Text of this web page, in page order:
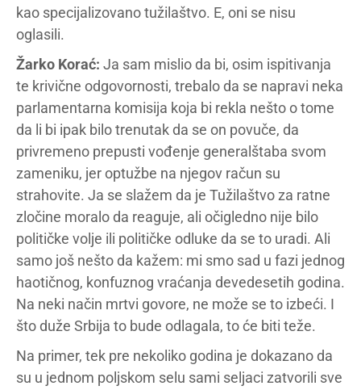
kao specijalizovano tužilaštvo. E, oni se nisu
oglasili.
Žarko Korać: Ja sam mislio da bi, osim ispitivanja
te krivične odgovornosti, trebalo da se napravi neka
parlamentarna komisija koja bi rekla nešto o tome
da li bi ipak bilo trenutak da se on povuče, da
privremeno prepusti vođenje generalštaba svom
zameniku, jer optužbe na njegov račun su
strahovite. Ja se slažem da je Tužilaštvo za ratne
zločine moralo da reaguje, ali očigledno nije bilo
političke volje ili političke odluke da se to uradi. Ali
samo još nešto da kažem: mi smo sad u fazi jednog
haotičnog, konfuznog vraćanja devedesetih godina.
Na neki način mrtvi govore, ne može se to izbeći. I
što duže Srbija to bude odlagala, to će biti teže.
Na primer, tek pre nekoliko godina je dokazano da
su u jednom poljskom selu sami seljaci zatvorili sve